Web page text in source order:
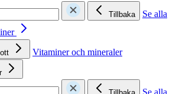
Tillbaka
Se alla
Vitaminer och mineraler